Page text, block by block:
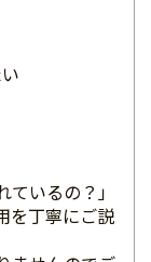
いるの？」
を丁寧にご説